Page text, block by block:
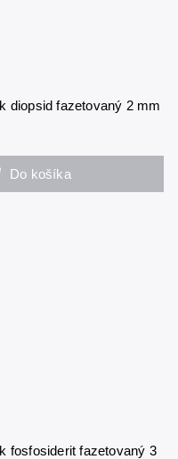
diopsid fazetovaný 2 mm
Do košíka
fosfosiderit fazetovaný 3